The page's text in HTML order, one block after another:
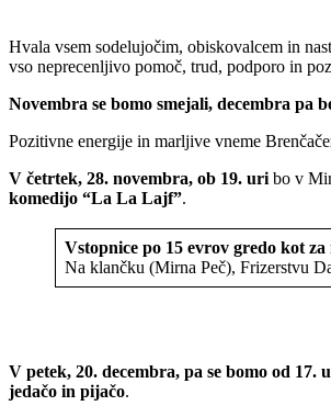
Hvala vsem sodelujočim, obiskovalcem in
vso neprecenljivo pomoč, trud, podporo in
Novembra se bomo smejali, decembra pa
Pozitivne energije in marljive vneme
V četrtek, 28. novembra, ob 19. uri bo v
komedijo “La La Lajf”.
Vstopnice po 15 evrov gredo kot
Na klančku (Mirna Peč), Frizerstvu
V petek, 20. decembra, pa se bomo od 17.
jedačo in pijačo.